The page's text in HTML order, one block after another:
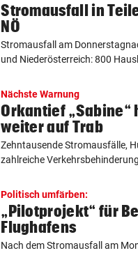
Stromausfall in
NÖ
Stromausfall am
und Niederösterreich: 800
Nächste Warnung
Orkantief „Sabine“
weiter auf Trab
Zehntausende Stromausfälle,
zahlreiche
Politisch umfärben:
„Pilotprojekt“ für
Flughafens
Nach dem Stromausfall am